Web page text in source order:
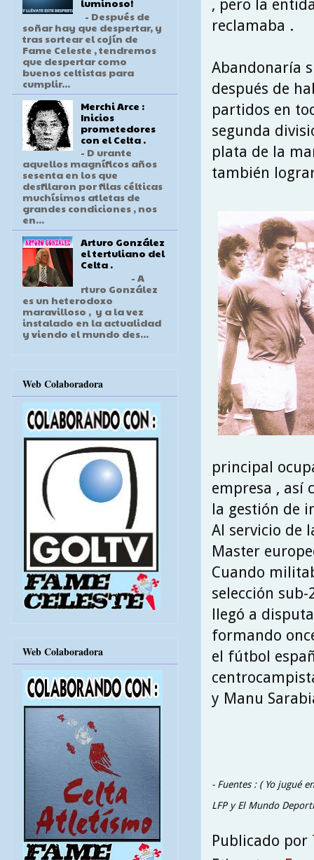
, pero la
reclamaba .
Abandonaría
después de
partidos en
segunda
plata de la
también
principal
empresa , así
la gestión de
Al servicio de
Master
Cuando
selección
llegó a
formando
el fútbol
y Manu
- Fuentes : ( Yo jugué
LFP y El Mundo
Publicado por
- Después de
soñar hay que despertar, y
tras sortear el cojín de
Fame Celeste , tendremos
que despertar como
buenos celtistas para
cumplir...
Merchi Arce :
Inicios
prometedores
con el Celta .
- D urante
aquellos magníficos años
sesenta en los que
desfilaron por filas célticas
muchísimos atletas de
grandes condiciones , nos
en...
Arturo González
el tertuliano del
Celta .
- A
rturo González
es un heterodoxo
maravilloso , y a la vez
instalado en la actualidad
y viendo el mundo des...
Web Colaboradora
Web Colaboradora